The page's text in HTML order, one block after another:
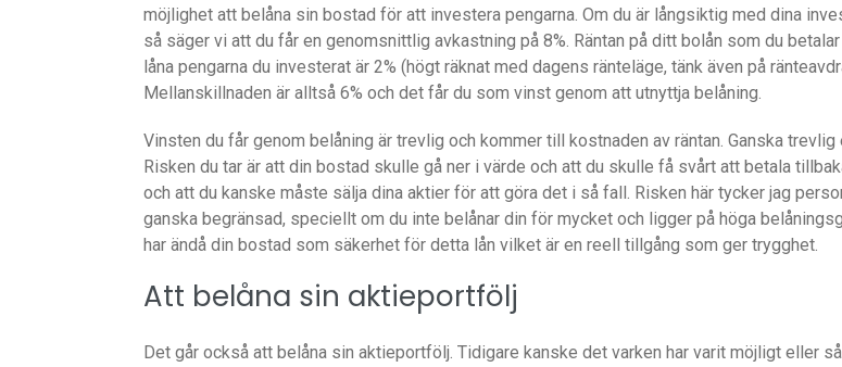
möjlighet att belåna sin bostad för att investera pengarna. Om du är långsiktig med dina
så säger vi att du får en genomsnittlig avkastning på 8%. Räntan på ditt bolån som du
låna pengarna du investerat är 2% (högt räknat med dagens ränteläge, tänk även på
Mellanskillnaden är alltså 6% och det får du som vinst genom att utnyttja belåning.
Vinsten du får genom belåning är trevlig och kommer till kostnaden av räntan. Ganska trevlig
Risken du tar är att din bostad skulle gå ner i värde och att du skulle få svårt att betala
och att du kanske måste sälja dina aktier för att göra det i så fall. Risken här tycker jag
ganska begränsad, speciellt om du inte belånar din för mycket och ligger på höga
har ändå din bostad som säkerhet för detta lån vilket är en reell tillgång som ger trygghet.
Att belåna sin aktieportfölj
Det går också att belåna sin aktieportfölj. Tidigare kanske det varken har varit möjligt eller